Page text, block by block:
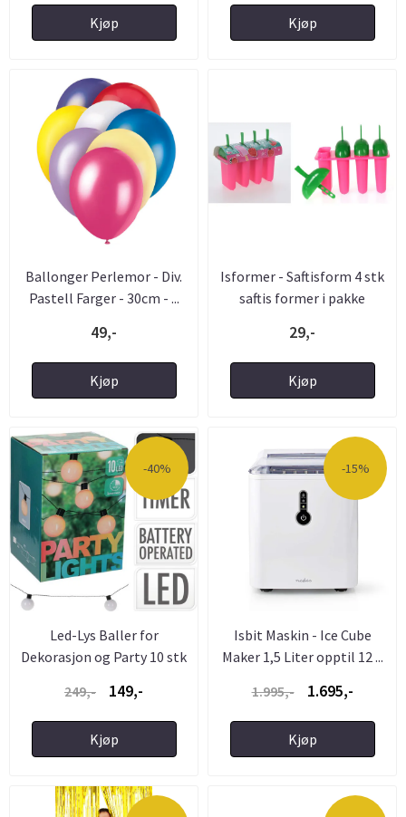
Kjøp Kjøp
Ballonger Perlemor - Div.
Pastell Farger - 30cm - ...
49,-
Kjøp
Isformer - Saftisform 4 stk
saftis former i pakke
29,-
Kjøp
-40%
Led-Lys Baller for
Dekorasjon og Party 10 stk
249,- 149,-
Kjøp
-15%
Isbit Maskin - Ice Cube
Maker 1,5 Liter opptil 12 ...
1.995,-
1.695,-
Kjøp